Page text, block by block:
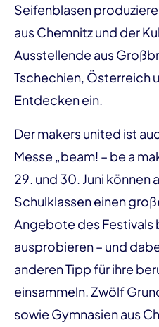
Seifenblasen
aus Chemnitz und der
Ausstellende aus
Tschechien, Österreich
Entdecken ein.
Der makers united ist
Messe „beam! – be a
29. und 30. Juni können
Schulklassen einen
Angebote des Festivals
ausprobieren – und
anderen Tipp für ihre
einsammeln. Zwölf
sowie Gymnasien aus